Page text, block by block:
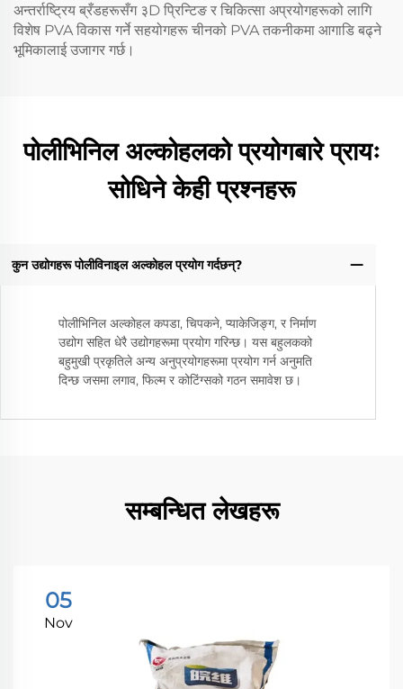
अन्तर्राष्ट्रिय ब्रँडहरूसँग ३D प्रिन्टिङ र चिकित्सा अप्रयोगहरूको लागि
विशेष PVA विकास गर्ने सहयोगहरू चीनको PVA तकनीकमा आगाडि बढ्ने
भूमिकालाई उजागर गर्छ।
पोलीभिनिल अल्कोहलको प्रयोगबारे प्रायः
सोधिने केही प्रश्नहरू
कुन उद्योगहरू पोलीविनाइल अल्कोहल प्रयोग गर्दछन्?
पोलीभिनिल अल्कोहल कपडा, चिपकने, प्याकेजिङ्ग, र निर्माण
उद्योग सहित धेरै उद्योगहरूमा प्रयोग गरिन्छ। यस बहुलकको
बहुमुखी प्रकृतिले अन्य अनुप्रयोगहरूमा प्रयोग गर्न अनुमति
दिन्छ जसमा लगाव, फिल्म र कोटिंग्सको गठन समावेश छ।
सम्बन्धित लेखहरू
05
Nov